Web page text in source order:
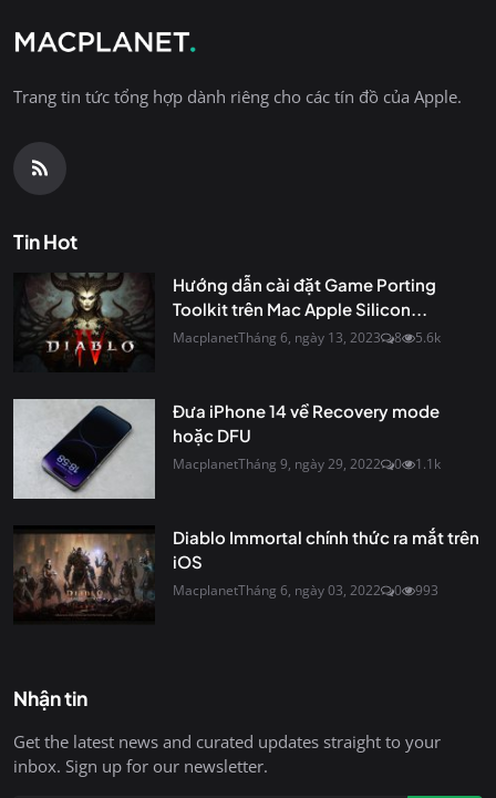
Trang tin tức tổng hợp dành riêng cho các tín đồ của Apple.
Tin Hot
Hướng dẫn cài đặt Game Porting
Toolkit trên Mac Apple Silicon...
MacplanetTháng 6, ngày 13, 2023 8 5.6k
Đưa iPhone 14 về Recovery mode
hoặc DFU
MacplanetTháng 9, ngày 29, 2022 0 1.1k
Diablo Immortal chính thức ra mắt trên
iOS
MacplanetTháng 6, ngày 03, 2022 0 993
Nhận tin
Get the latest news and curated updates straight to your
inbox. Sign up for our newsletter.